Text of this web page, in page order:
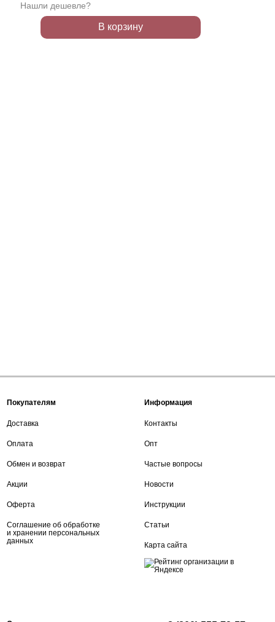
Нашли дешевле?
В корзину
Покупателям
Доставка
Оплата
Обмен и возврат
Акции
Оферта
Соглашение об обработке
и хранении персональных
данных
Информация
Контакты
Опт
Частые вопросы
Новости
Инструкции
Статьи
Карта сайта